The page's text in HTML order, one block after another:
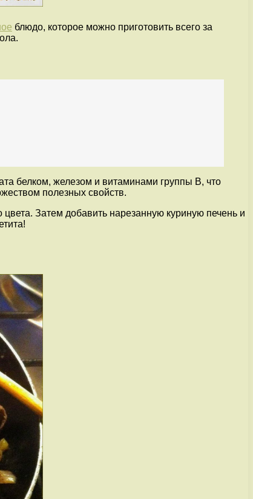
блюдо, которое можно приготовить всего за
белком, железом и витаминами группы В, что
полезных свойств.
Затем добавить нарезанную куриную печень и